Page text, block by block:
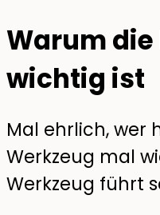
Warum
wichtig ist
Mal ehrlich, wer
Werkzeug mal
Werkzeug führt